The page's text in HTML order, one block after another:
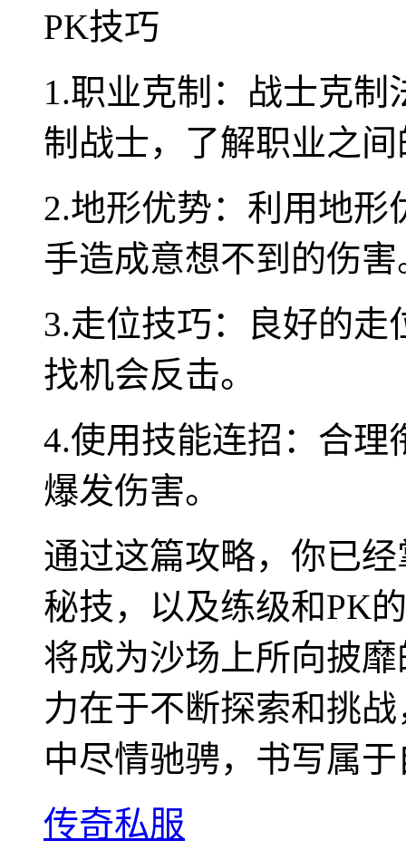
PK技巧
1.职业克制：战士克
制战士，了解职业之
2.地形优势：利用地
手造成意想不到的伤害
3.走位技巧：良好的
找机会反击。
4.使用技能连招：合理
爆发伤害。
通过这篇攻略，你已
秘技，以及练级和PK
将成为沙场上所向披
力在于不断探索和挑
中尽情驰骋，书写属
传奇私服